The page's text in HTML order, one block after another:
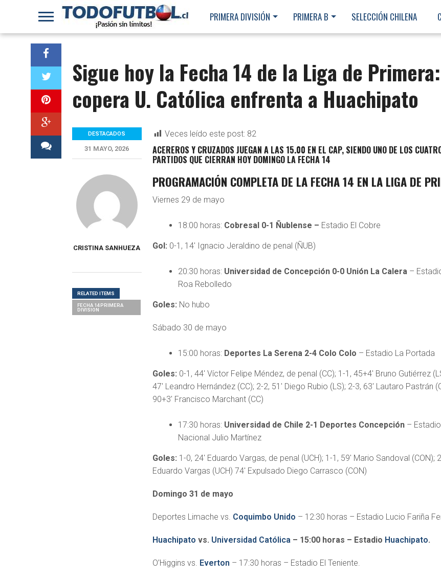
PRIMERA DIVISIÓN PRIMERA B SELECCIÓN CHILENA
Sigue hoy la Fecha 14 de la Liga de
copera U. Católica enfrenta a Huachipato
Veces leído este post: 82
ACEREROS Y CRUZADOS JUEGAN A LAS 15.00 EN EL CAP, SIENDO UNO DE LOS
PARTIDOS QUE CIERRAN HOY DOMINGO LA FECHA 14
PROGRAMACIÓN COMPLETA DE LA FECHA 14 EN LA LIGA DE
Viernes 29 de mayo
18:00 horas: Cobresal 0-1 Ñublense – Estadio El Cobre
Gol: 0-1, 14′ Ignacio Jeraldino de penal (ÑUB)
20:30 horas: Universidad de Concepción 0-0 Unión La Calera –
Roa Rebolledo
Goles: No hubo
Sábado 30 de mayo
15:00 horas: Deportes La Serena 2-4 Colo Colo – Estadio La Portada
Goles: 0-1, 44′ Víctor Felipe Méndez, de penal (CC); 1-1, 45+4′ Bruno Gutiérrez
47′ Leandro Hernández (CC); 2-2, 51′ Diego Rubio (LS); 2-3, 63′ Lautaro Pastrán
90+3′ Francisco Marchant (CC)
17:30 horas: Universidad de Chile 2-1 Deportes Concepción – Estadio
Nacional Julio Martínez
Goles: 1-0, 24′ Eduardo Vargas, de penal (UCH); 1-1, 59′ Mario Sandoval (CON);
Eduardo Vargas (UCH) 74′ Expulsado Diego Carrasco (CON)
Domingo 31 de mayo
Deportes Limache vs. Coquimbo Unido – 12:30 horas – Estadio Lucio Fariña
Huachipato vs. Universidad Católica – 15:00 horas – Estadio Huachipato.
O’Higgins vs. Everton – 17:30 horas – Estadio El Teniente.
DESTACADOS
31 MAYO, 2026
CRISTINA SANHUEZA
RELATED ITEMS
FECHA 14 PRIMERA
DIVISION